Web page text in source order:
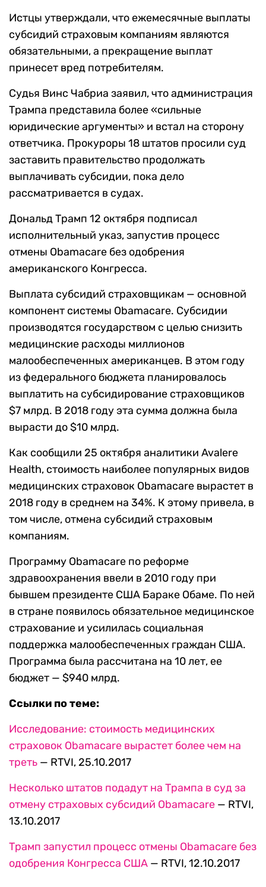
Истцы утверждали, что ежемесячные выплаты
субсидий страховым компаниям являются
обязательными, а прекращение выплат
принесет вред потребителям.
Судья Винс Чабриа заявил, что администрация
Трампа представила более «сильные
юридические аргументы» и встал на сторону
ответчика. Прокуроры 18 штатов просили суд
заставить правительство продолжать
выплачивать субсидии, пока дело
рассматривается в судах.
Дональд Трамп 12 октября подписал
исполнительный указ, запустив процесс
отмены Obamacare без одобрения
американского Конгресса.
Выплата субсидий страховщикам — основной
компонент системы Obamacare. Субсидии
производятся государством с целью снизить
медицинские расходы миллионов
малообеспеченных американцев. В этом году
из федерального бюджета планировалось
выплатить на субсидирование страховщиков
$7 млрд. В 2018 году эта сумма должна была
вырасти до $10 млрд.
Как сообщили 25 октября аналитики Avalere
Health, cтоимость наиболее популярных видов
медицинских страховок Obamacare вырастет в
2018 году в среднем на 34%. К этому привела, в
том числе, отмена субсидий страховым
компаниям.
Программу Obamacare по реформе
здравоохранения ввели в 2010 году при
бывшем президенте США Бараке Обаме. По ней
в стране появилось обязательное медицинское
страхование и усилилась социальная
поддержка малообеспеченных граждан США.
Программа была рассчитана на 10 лет, ее
бюджет — $940 млрд.
Ссылки по теме:
Исследование: стоимость медицинских
страховок Obamacare вырастет более чем на
треть — RTVI, 25.10.2017
Несколько штатов подадут на Трампа в суд за
отмену страховых субсидий Obamacare — RTVI,
13.10.2017
Трамп запустил процесс отмены Obamacare без
одобрения Конгресса США — RTVI, 12.10.2017